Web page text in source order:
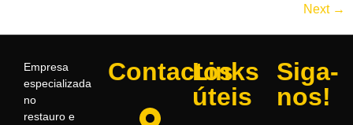
Next →
Empresa
especializada
no
restauro e
Contactos
Links
úteis
Siga-
nos!